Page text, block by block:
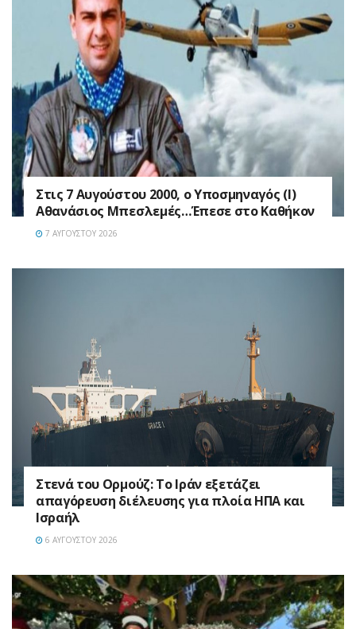
Στις 7 Αυγούστου 2000, ο Υποσμηναγός (Ι)
Αθανάσιος Μπεσλεμές…Έπεσε στο Καθήκον
7 ΑΥΓΟΎΣΤΟΥ 2026
Στενά του Ορμούζ: Το Ιράν εξετάζει
απαγόρευση διέλευσης για πλοία ΗΠΑ και
Ισραήλ
6 ΑΥΓΟΎΣΤΟΥ 2026